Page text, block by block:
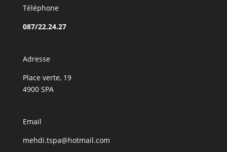
Téléphone
087/22.24.27
Adresse
Place verte, 19
4900 SPA
Email
mehdi.tspa@hotmail.com